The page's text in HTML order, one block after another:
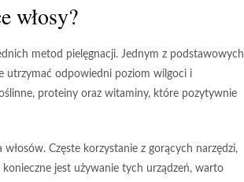
włosy?
metod pielęgnacji. Jednym z podstawowych
utrzymać odpowiedni poziom wilgoci i
proteiny oraz witaminy, które pozytywnie
Częste korzystanie z gorących narzędzi,
jest używanie tych urządzeń, warto